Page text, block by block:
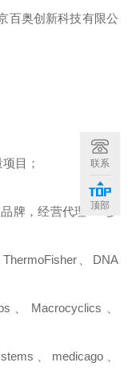
奥创新科技有限公
目；
牌，经营代理 500多
ThermoFisher、 DNA
Macrocyclics
medicago
联系
顶部